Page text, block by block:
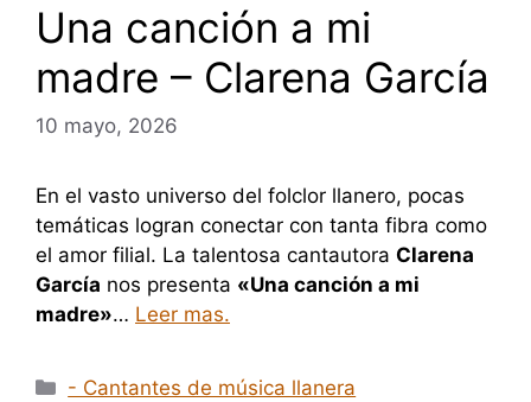
Una canción a mi
madre – Clarena García
10 mayo, 2026
En el vasto universo del folclor llanero, pocas
temáticas logran conectar con tanta fibra como
el amor filial. La talentosa cantautora Clarena
García nos presenta «Una canción a mi
madre»… Leer mas.
Categorías
- Cantantes de música llanera